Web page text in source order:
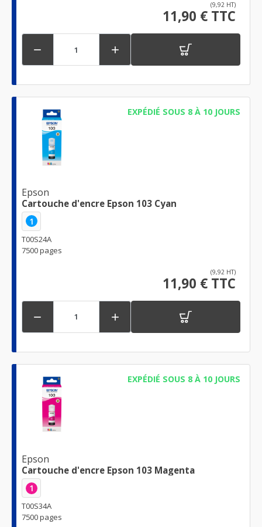
(9,92 HT)
11,90 € TTC
 
EXPÉDIÉ SOUS 8 À 10 JOURS
Epson
Cartouche d'encre Epson 103 Cyan
1
T00S24A
7500 pages
(9,92 HT)
11,90 € TTC
 
EXPÉDIÉ SOUS 8 À 10 JOURS
Epson
Cartouche d'encre Epson 103 Magenta
1
T00S34A
7500 pages